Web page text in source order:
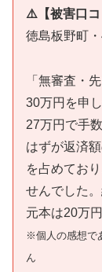
⚠️【被害口コ
徳島板野町
「無審査・
30万円を申
27万円で手
はずが返済
を占めてお
せんでした
元本は20万
※個人の感想で
ん